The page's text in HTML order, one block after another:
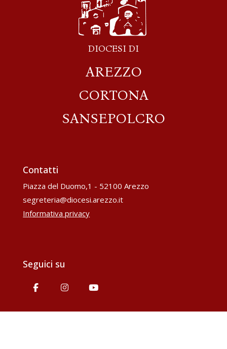
DIOCESI DI
AREZZO
CORTONA
SANSEPOLCRO
Contatti
Piazza del Duomo,1 - 52100 Arezzo
segreteria@diocesi.arezzo.it
Informativa privacy
Seguici su